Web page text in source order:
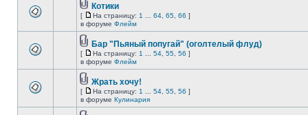
Котики
[ На страницу: 1 64 65 66 ]
в форуме Флейм
Бар "Пьяный попугай" (оголтелый флуд)
[ На страницу: 1 54 55 56 ]
в форуме Флейм
Жрать хочу!
[ На страницу: 1 54 55 56 ]
в форуме Кулинария